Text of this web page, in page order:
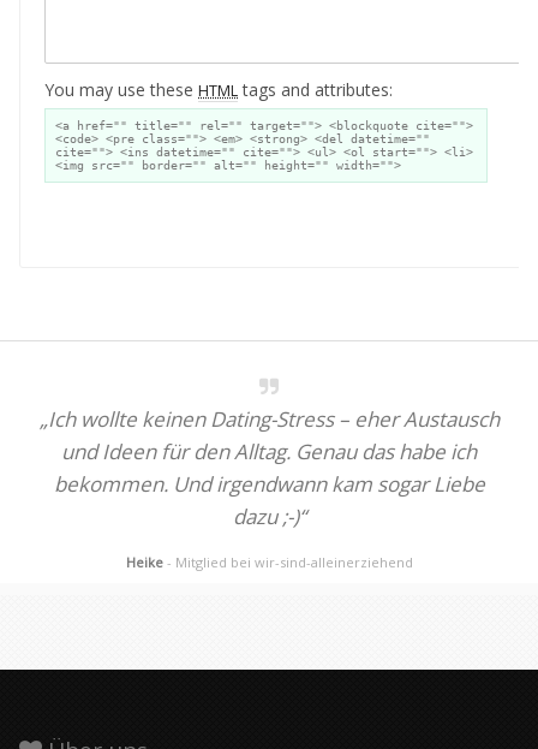
You may use these HTMLtags and attributes:
<a href="" title="" rel="" target=""> <blockquote cite="">
<code> <pre class=""> <em> <strong> <del datetime=""
cite=""> <ins datetime="" cite=""> <ul> <ol start=""> <li>
<img src="" border="" alt="" height="" width="">
„Ich wollte keinen Dating-Stress – eher Austausch
und Ideen für den Alltag. Genau das habe ich
bekommen. Und irgendwann kam sogar Liebe
dazu ;-)“
Heike - Mitglied bei wir-sind-alleinerziehend